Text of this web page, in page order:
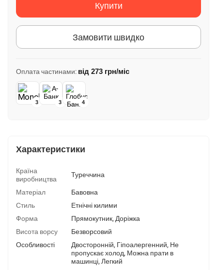
Купити
Замовити швидко
Оплата частинами: від 273 грн/міс
3 3 4
Характеристики
Країна
виробництва
Туреччина
Матеріал
Бавовна
Стиль
Етнічні килими
Форма
Прямокутник, Доріжка
Висота ворсу
Безворсовий
Особливості
Двосторонній, Гіпоалергенний, Не
пропускає холод, Можна прати в
машинці, Легкий